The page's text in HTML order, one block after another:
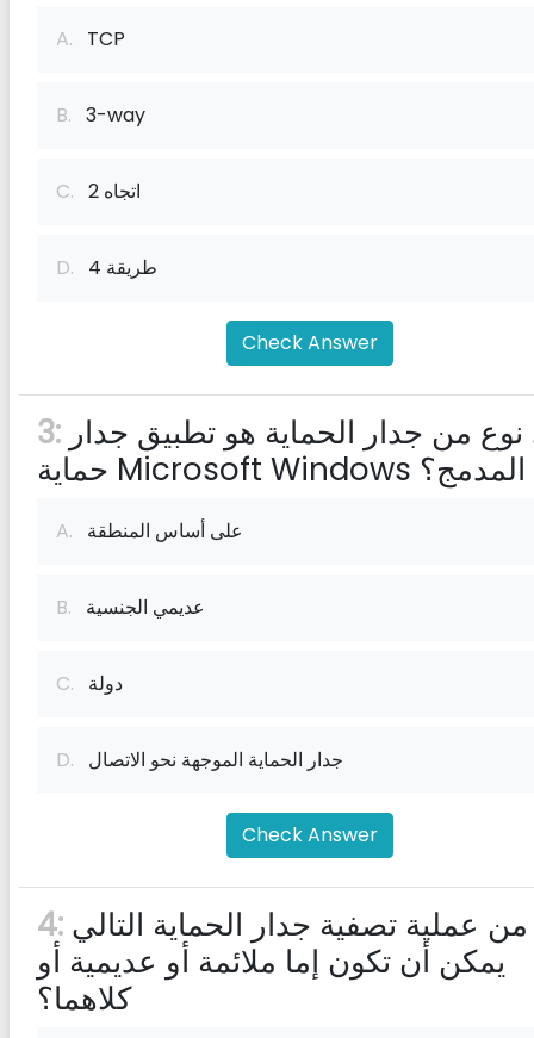
A. TCP
B. 3-way
C. 2 اتجاه
D. 4 طريقة
Check Answer
3:
حماية Microsoft Windows المدمج؟
A. على أساس المنطقة
B. عديمي الجنسية
C. دولة
D. جدار الحماية الموجهة نحو الاتصال
Check Answer
4:
يمكن أن تكون إما ملائمة أو عديمية أو
كلاهما؟